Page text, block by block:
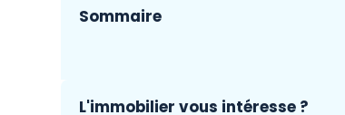
Sommaire
L'immobilier vous intéresse ?